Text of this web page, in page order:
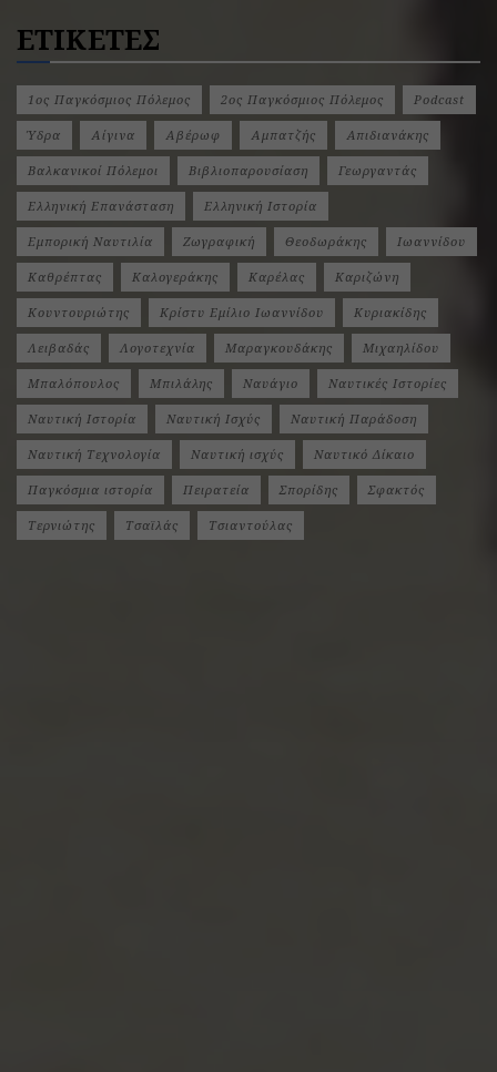
ΕΤΙΚΕΤΕΣ
1ος Παγκόσμιος Πόλεμος 2ος Παγκόσμιος Πόλεμος Podcast
Ύδρα Αίγινα Αβέρωφ Αμπατζής Απιδιανάκης
Βαλκανικοί Πόλεμοι Βιβλιοπαρουσίαση Γεωργαντάς
Ελληνική Επανάσταση Ελληνική Ιστορία
Εμπορική Ναυτιλία Ζωγραφική Θεοδωράκης Ιωαννίδου
Καθρέπτας Καλογεράκης Καρέλας Καριζώνη
Κουντουριώτης Κρίστυ Εμίλιο Ιωαννίδου Κυριακίδης
Λειβαδάς Λογοτεχνία Μαραγκουδάκης Μιχαηλίδου
Μπαλόπουλος Μπιλάλης Ναυάγιο Ναυτικές Ιστορίες
Ναυτική Ιστορία Ναυτική Ισχύς Ναυτική Παράδοση
Ναυτική Τεχνολογία Ναυτική ισχύς Ναυτικό Δίκαιο
Παγκόσμια ιστορία Πειρατεία Σπορίδης Σφακτός
Τερνιώτης Τσαϊλάς Τσιαντούλας